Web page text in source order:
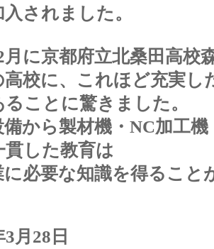
されました。
月に京都府立北桑田高校
高校に、これほど充実し
ことに驚きました。
備から製材機・NC加工
貫した教育は
に必要な知識を得ること
3月28日